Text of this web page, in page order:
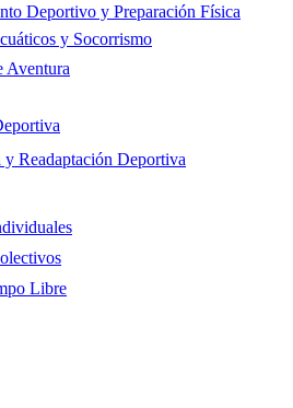
Deportivo y Preparación Física
y Socorrismo
Aventura
y Readaptación Deportiva
Libre